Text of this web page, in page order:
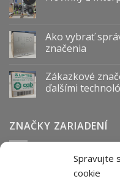
Spravujte
cookie
Ako vybrať
značenia
Zákazkové
ďalšími
ZNAČKY ZARIADENÍ
Anser Arca